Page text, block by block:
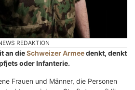
REDAKTION
an dieSchweizer Armeedenkt, denkt
oder Infanterie.
Frauen und Männer, die Personen